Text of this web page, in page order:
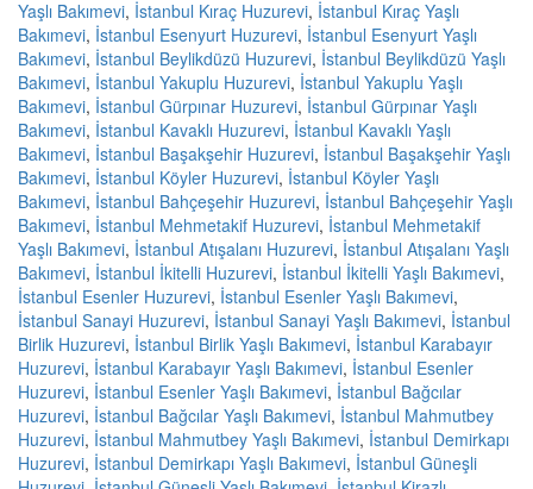
Yaşlı Bakımevi, İstanbul Kıraç Huzurevi, İstanbul Kıraç Yaşlı
Bakımevi, İstanbul Esenyurt Huzurevi, İstanbul Esenyurt Yaşlı
Bakımevi, İstanbul Beylikdüzü Huzurevi, İstanbul Beylikdüzü Yaşlı
Bakımevi, İstanbul Yakuplu Huzurevi, İstanbul Yakuplu Yaşlı
Bakımevi, İstanbul Gürpınar Huzurevi, İstanbul Gürpınar Yaşlı
Bakımevi, İstanbul Kavaklı Huzurevi, İstanbul Kavaklı Yaşlı
Bakımevi, İstanbul Başakşehir Huzurevi, İstanbul Başakşehir Yaşlı
Bakımevi, İstanbul Köyler Huzurevi, İstanbul Köyler Yaşlı
Bakımevi, İstanbul Bahçeşehir Huzurevi, İstanbul Bahçeşehir Yaşlı
Bakımevi, İstanbul Mehmetakif Huzurevi, İstanbul Mehmetakif
Yaşlı Bakımevi, İstanbul Atışalanı Huzurevi, İstanbul Atışalanı Yaşlı
Bakımevi, İstanbul İkitelli Huzurevi, İstanbul İkitelli Yaşlı Bakımevi,
İstanbul Esenler Huzurevi, İstanbul Esenler Yaşlı Bakımevi,
İstanbul Sanayi Huzurevi, İstanbul Sanayi Yaşlı Bakımevi, İstanbul
Birlik Huzurevi, İstanbul Birlik Yaşlı Bakımevi, İstanbul Karabayır
Huzurevi, İstanbul Karabayır Yaşlı Bakımevi, İstanbul Esenler
Huzurevi, İstanbul Esenler Yaşlı Bakımevi, İstanbul Bağcılar
Huzurevi, İstanbul Bağcılar Yaşlı Bakımevi, İstanbul Mahmutbey
Huzurevi, İstanbul Mahmutbey Yaşlı Bakımevi, İstanbul Demirkapı
Huzurevi, İstanbul Demirkapı Yaşlı Bakımevi, İstanbul Güneşli